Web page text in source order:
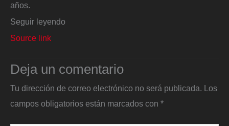
años.
Seguir leyendo
Source link
Deja un comentario
Tu dirección de correo electrónico no será publicada. Los
campos obligatorios están marcados con *